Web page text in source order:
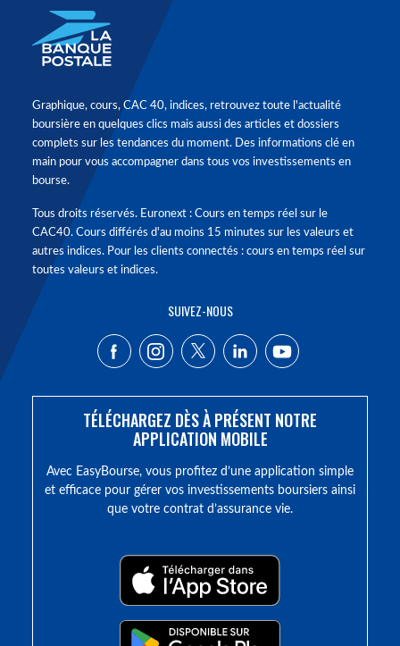
Graphique, cours, CAC 40, indices, retrouvez toute l'actualité
boursière en quelques clics mais aussi des articles et dossiers
complets sur les tendances du moment. Des informations clé en
main pour vous accompagner dans tous vos investissements en
bourse.
Tous droits réservés. Euronext : Cours en temps réel sur le
CAC40. Cours différés d'au moins 15 minutes sur les valeurs et
autres indices. Pour les clients connectés : cours en temps réel sur
toutes valeurs et indices.
SUIVEZ-NOUS
TÉLÉCHARGEZ DÈS À PRÉSENT NOTRE
APPLICATION MOBILE
Avec EasyBourse, vous profitez d’une application simple
et efficace pour gérer vos investissements boursiers ainsi
que votre contrat d’assurance vie.